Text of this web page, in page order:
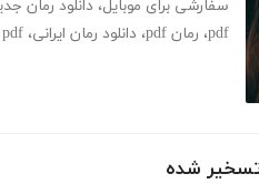
سفارشی برای موبایل، دانلود رمان
pdf، رمان pdf ، دانلود رمان ایرانی، pdf عاشقانه
تسخیر شده